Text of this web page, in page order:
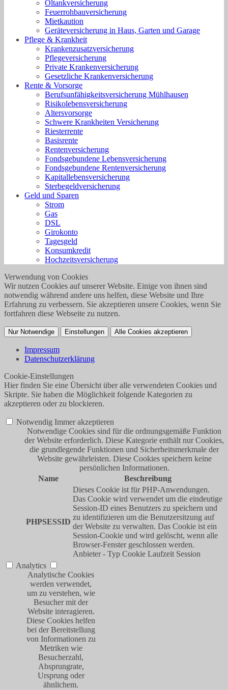
Öltankversicherung
Feuerrohbauversicherung
Mietkaution
Geräteversicherung in Haus, Garten und Garage
Pflege & Krankheit
Krankenzusatzversicherung
Pflegeversicherung
Private Krankenversicherung
Gesetzliche Krankenversicherung
Rente & Vorsorge
Berufs­unfähigkeitsversicherung Mühlhausen
Risikolebensversicherung
Altersvorsorge
Schwere Krankheiten Versicherung
Riesterrente
Basisrente
Rentenversicherung
Fondsgebundene Lebensversicherung
Fondsgebundene Rentenversicherung
Kapitallebensversicherung
Sterbegeldversicherung
Geld und Sparen
Strom
Gas
DSL
Girokonto
Tagesgeld
Konsumkredit
Hochzeitsversicherung
Verwendung von Cookies
Wir nutzen Cookies auf unserer Website. Einige von ihnen sind
notwendig während andere uns helfen, diese Website und Ihre
Erfahrung zu verbessern. Sie akzeptieren unsere Cookies, wenn Sie
fortfahren diese Webseite zu nutzen.
Nur Notwendige Einstellungen Alle Cookies akzeptieren
Impressum
Datenschutzerklärung
Cookie-Einstellungen
Hier finden Sie eine Übersicht über alle verwendeten Cookies und
Skripte. Sie haben die Möglichkeit folgende Kategorien zu
akzeptieren oder zu blockieren.
Notwendig Immer akzeptieren
Notwendige Cookies sind für die ordnungsgemäße Funktion
der Website erforderlich. Diese Kategorie enthält nur Cookies,
die grundlegende Funktionen und Sicherheitsmerkmale der
Website gewährleisten. Diese Cookies speichern keine
persönlichen Informationen.
Name
Beschreibung
PHPSESSID
Dieses Cookie ist für PHP-Anwendungen.
Das Cookie wird verwendet um die eindeutige
Session-ID eines Benutzers zu speichern und
zu identifizieren um die Benutzersitzung auf
der Website zu verwalten. Das Cookie ist ein
Session-Cookie und wird gelöscht, wenn alle
Browser-Fenster geschlossen werden.
Anbieter - Typ Cookie Laufzeit Session
Analytics
Analytische Cookies
werden verwendet,
um zu verstehen, wie
Besucher mit der
Website interagieren.
Diese Cookies helfen
bei der Bereitstellung
von Informationen zu
Metriken wie
Besucherzahl,
Absprungrate,
Ursprung oder
ähnlichem.